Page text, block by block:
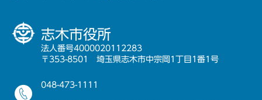
志木市役所
法人番号4000020112283
〒353-8501 埼玉県志木市中宗岡1丁目1番1号
048-473-1111